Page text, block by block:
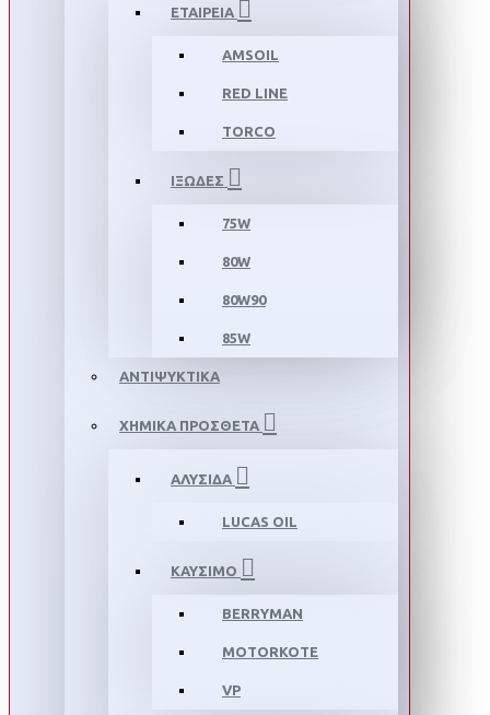
ΕΤΑΙΡΕΙΑ
AMSOIL
RED LINE
TORCO
ΙΞΩΔΕΣ
75W
80W
80W90
85W
ΑΝΤΙΨΥΚΤΙΚΑ
ΧΗΜΙΚΑ ΠΡΟΣΘΕΤΑ
ΑΛΥΣΙΔΑ
LUCAS OIL
ΚΑΥΣΙΜΟ
BERRYMAN
MOTORKOTE
VP